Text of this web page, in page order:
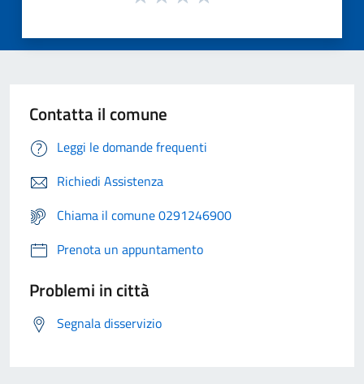
Contatta il comune
Leggi le domande frequenti
Richiedi Assistenza
Chiama il comune 0291246900
Prenota un appuntamento
Problemi in città
Segnala disservizio